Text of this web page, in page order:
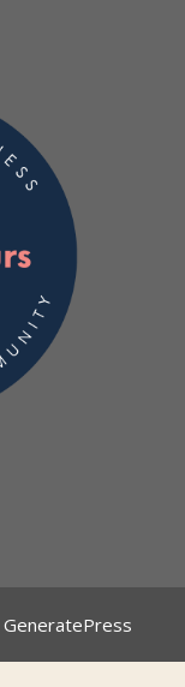
GeneratePress